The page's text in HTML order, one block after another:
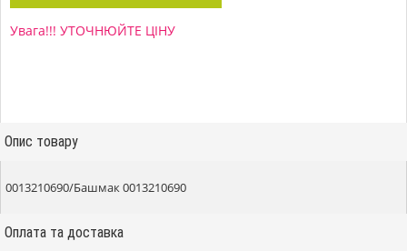
Увага!!! УТОЧНЮЙТЕ ЦІНУ
Опис товару
0013210690/Башмак 0013210690
Оплата та доставка